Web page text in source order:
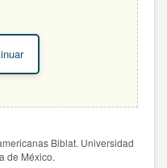
Biblat. Universidad
de México.